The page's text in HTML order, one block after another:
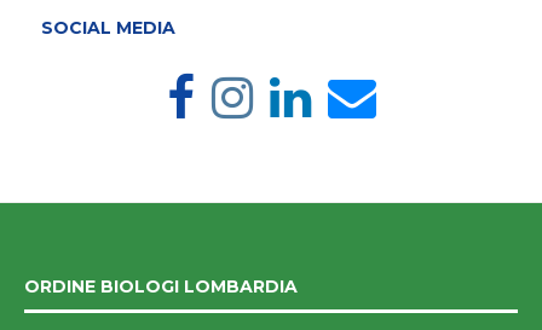
SOCIAL MEDIA
ORDINE BIOLOGI LOMBARDIA